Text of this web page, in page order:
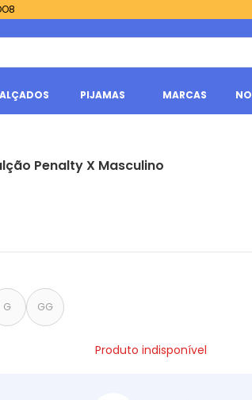
PIJAMAS MARCAS
Penalty X Masculino
G GG
Produto indisponível